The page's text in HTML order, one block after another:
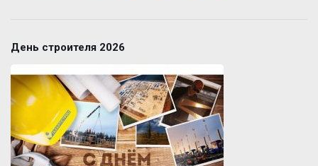
День строителя 2026